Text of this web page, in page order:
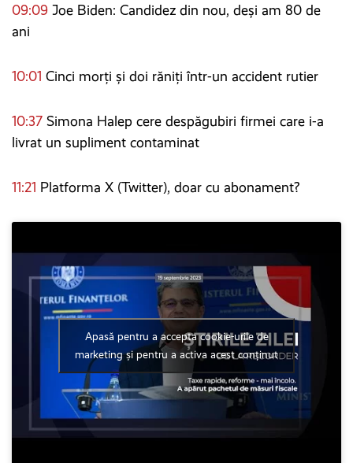
09:09 Joe Biden: Candidez din nou, deși am 80 de
ani
10:01 Cinci morți și doi răniți într-un accident rutier
10:37 Simona Halep cere despăgubiri firmei care i-a
livrat un supliment contaminat
11:21 Platforma X (Twitter), doar cu abonament?
Apasă pentru a accepta cookie-urile de
marketing și pentru a activa acest conținut